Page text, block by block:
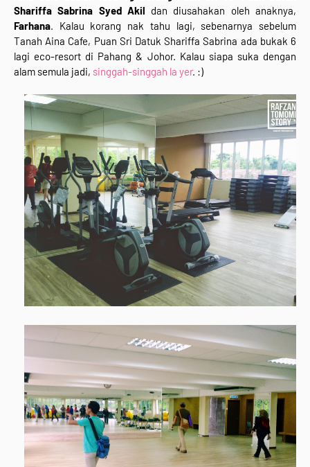
Shariffa Sabrina Syed Akil dan diusahakan oleh anaknya,
Farhana. Kalau korang nak tahu lagi, sebenarnya sebelum
Tanah Aina Cafe, Puan Sri Datuk Shariffa Sabrina ada bukak 6
lagi eco-resort di Pahang & Johor. Kalau siapa suka dengan
alam semula jadi, singgah-singgah la yer. :)